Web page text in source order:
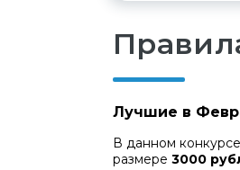
Лучшие в
В данном
размере 3000